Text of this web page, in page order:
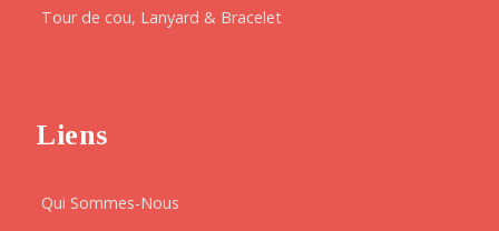
Tour de cou, Lanyard & Bracelet
Liens
Qui Sommes-Nous